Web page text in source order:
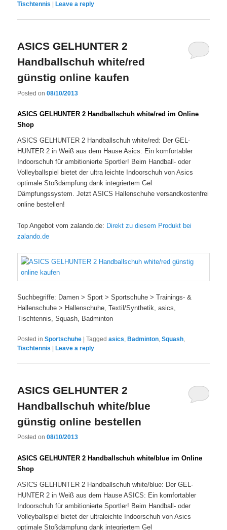
Tischtennis
Leave a reply
ASICS GELHUNTER 2
Handballschuh white/red
günstig online kaufen
Posted on08/10/2013
ASICS GELHUNTER 2 Handballschuh white/red im Online
Shop
ASICS GELHUNTER 2 Handballschuh white/red: Der GEL-
HUNTER 2 in Weiß aus dem Hause Asics: Ein komfortabler
Indoorschuh für ambitionierte Sportler! Beim Handball- oder
Volleyballspiel bietet der ultra leichte Indoorschuh von Asics
optimale Stoßdämpfung dank integriertem Gel
Dämpfungssystem. Jetzt ASICS Hallenschuhe versandkostenfrei
online bestellen!
Top Angebot vom zalando.de: Direkt zu diesem Produkt bei
zalando.de
Suchbegriffe: Damen > Sport > Sportschuhe > Trainings- &
Hallenschuhe > Hallenschuhe, Textil/Synthetik, asics,
Tischtennis, Squash, Badminton
Posted in Sportschuhe |Tagged asics,Badminton,Squash,
Tischtennis |Leave a reply
ASICS GELHUNTER 2
Handballschuh white/blue
günstig online bestellen
Posted on08/10/2013
ASICS GELHUNTER 2 Handballschuh white/blue im Online
Shop
ASICS GELHUNTER 2 Handballschuh white/blue: Der GEL-
HUNTER 2 in Weiß aus dem Hause ASICS: Ein komfortabler
Indoorschuh für ambitionierte Sportler! Beim Handball- oder
Volleyballspiel bietet der ultraleichte Indoorschuh von Asics
optimale Stoßdämpfung dank integriertem Gel